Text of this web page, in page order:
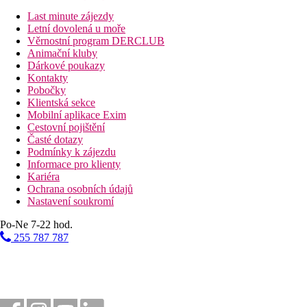
30 km
Vzdálenost od nejbližšího letiště
Pláž
Plážová dovolená
Bazény
Lehátka a slunečníky u bazénu zdarma
Bar u bazénu
Fotogalerie
Last minute zájezdy
Letní dovolená u moře
Věrnostní program DERCLUB
Animační kluby
Dárkové poukazy
Kontakty
Pobočky
Klientská sekce
Mobilní aplikace Exim
Cestovní pojištění
Časté dotazy
Podmínky k zájezdu
Informace pro klienty
Kariéra
Ochrana osobních údajů
Nastavení soukromí
Po-Ne 7-22 hod.
255 787 787